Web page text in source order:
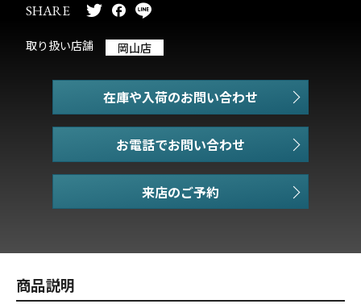
SHARE
取り扱い店舗 岡山店
在庫や入荷のお問い合わせ
お電話でお問い合わせ
商品説明